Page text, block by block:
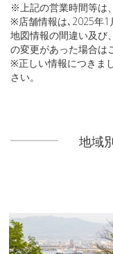
※上記の営業時間等は
※店舗情報は､2025年1
地図情報の間違い及び
の変更があった場合は
※正しい情報につきま
さい。
地域